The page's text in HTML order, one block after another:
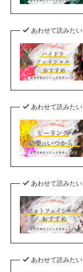
あわせて読みたい
あわせて読みたい
あわせて読みたい
あわせて読みたい